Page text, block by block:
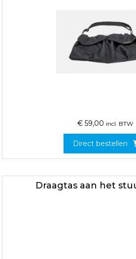
€ 59,00 incl. BTW
Direct bestellen
Draagtas aan het